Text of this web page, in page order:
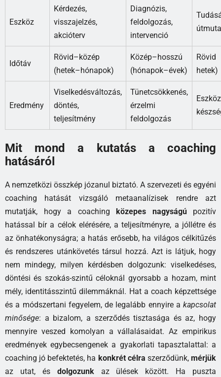
Eszköz
Kérdezés,
visszajelzés,
akcióterv
Diagnózis,
feldolgozás,
intervenció
Időtáv
Rövid–közép
(hetek–hónapok)
Közép–hosszú
(hónapok–évek)
hetek)
Eredmény
Viselkedésváltozás,
döntés,
teljesítmény
Tünetcsökkenés,
érzelmi
feldolgozás
Mit mond a kutatás a coaching
hatásáról
A nemzetközi összkép józanul biztató. A szervezeti és egyéni
coaching hatását vizsgáló metaanalízisek rendre azt
mutatják, hogy a coaching
közepes nagyságúpozitív
hatással bír a célok elérésére, a teljesítményre, a jóllétre és
az önhatékonyságra; a hatás erősebb, ha világos célkitűzés
és rendszeres utánkövetés társul hozzá. Azt is látjuk, hogy
nem mindegy, milyen kérdésben dolgozunk: viselkedéses,
döntési és szokás-szintű céloknál gyorsabb a hozam, mint
mély, identitásszintű dilemmáknál. Hat a coach képzettsége
és a módszertani fegyelem, de legalább ennyire a kapcsolat
minősége: a bizalom, a szerződés tisztasága és az, hogy
mennyire veszed komolyan a vállalásaidat. Az empirikus
eredmények egybecsengenek a gyakorlati tapasztalattal: a
coaching jó befektetés, ha konkrét célra szerződünk,mérjük
az utat, és dolgozunkaz ülések között. Ha puszta